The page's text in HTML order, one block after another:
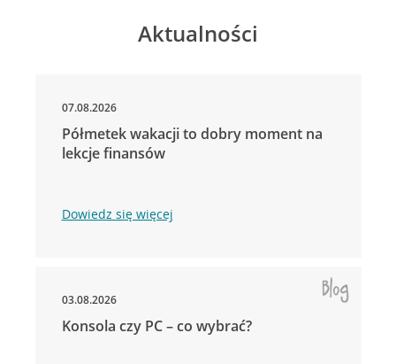
Aktualności
07.08.2026
Półmetek wakacji to dobry moment na
lekcje finansów
Dowiedz się więcej
03.08.2026
Konsola czy PC – co wybrać?